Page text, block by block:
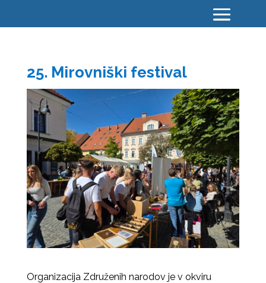
25. Mirovniški festival
Organizacija Združenih narodov je v okviru